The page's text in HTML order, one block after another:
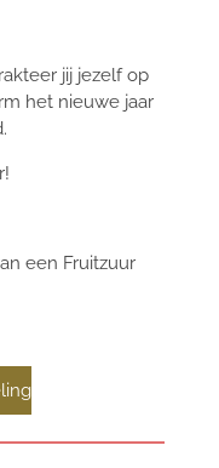
jij jezelf op
het nieuwe jaar
een Fruitzuur